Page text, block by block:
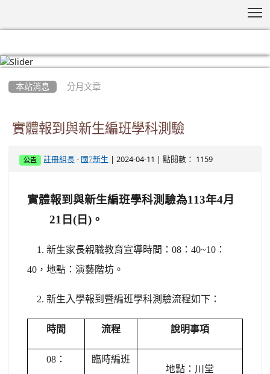
本站消息 分月文章
實體報到與新生編班學科測驗
公告 註冊組長 - 國7新生 | 2024-04-11 | 點閱數： 1159
實體報到與新生編班學科測驗為113年4月
21日(日)。
1. 新生家長親職教育宣導時間：08：40~10：
40，地點：演藝階坊。
2. 新生入學報到暨編班學科測驗流程如下：
時間 流程 說明事項
08 ：
臨時編班
地點：川堂